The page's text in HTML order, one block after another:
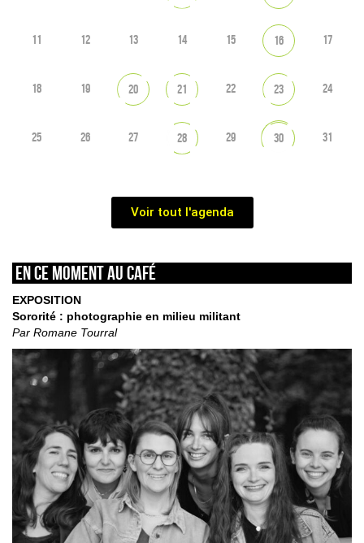
11 12 13 14 15 16 17
18 19 20 21 22 23 24
25 26 27 28 29 30 31
Voir tout l'agenda
En ce moment au café
EXPOSITION
Sororité : photographie en milieu militant
Par Romane Tourral